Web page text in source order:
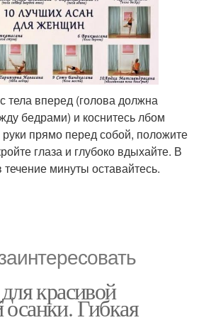
тела вперед (голова должна
бедрами) и коснитесь лбом
прямо перед собой, положите
глаза и глубоко вдыхайте. В
минуты оставайтесь.
красивой
Гибкая